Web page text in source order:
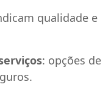
qualidade e
: opções de